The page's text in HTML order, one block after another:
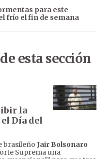
para este
frío el fin de semana
esta sección
la
Día del
brasileño Jair Bolsonaro
Suprema una